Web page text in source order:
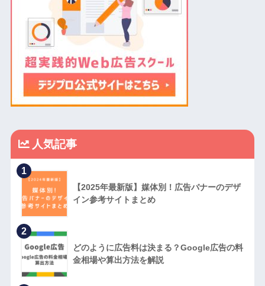
人気記事
1
【2025年最新版】媒体別！広告バナーのデザ
イン参考サイトまとめ
2
どのように広告料は決まる？Google広告の料
金相場や算出方法を解説